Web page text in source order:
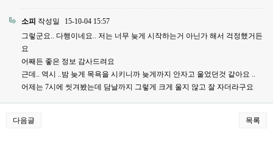
소피 작성일
15-10-04 15:57
그렇군요.. 다행이네요.. 저는 너무 늦게 시작하는거 아닌가 해서 걱정했거든
요
어째든 좋은 정보 감사드려요
근데.. 역시 ..밤 늦게 목욕을 시키니까 늦게까지 안자고 울었던것 같아요 ..
어제는 7시에 씻겨봤는데 담날까지 그렇게 크게 울지 않고 잘 자더라구요
다음글 목록